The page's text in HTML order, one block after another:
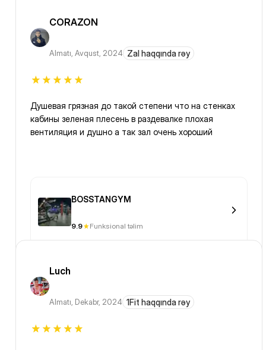
CORAZON
Almatı, Avqust, 2024 Zal haqqında rəy
Душевая грязная до такой степени что на стенках
кабины зеленая плесень в раздевалке плохая
вентиляция и душно а так зал очень хороший
BOSSTANGYM
9.9 Funksional təlim
Luch
Almatı, Dekabr, 2024 1Fit haqqında rəy